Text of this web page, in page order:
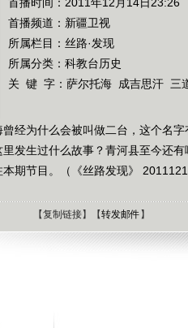
首播频道： 新疆卫视
所属栏目： 丝路·发现
所属分类：科教台历史
关 键 字： 萨尔托海 成吉思汗 三
经为什么会被叫做二台，这个名
发生过什么故事？青河县至今还
期节目。（《丝路发现》
【复制链接】【转发邮件 】